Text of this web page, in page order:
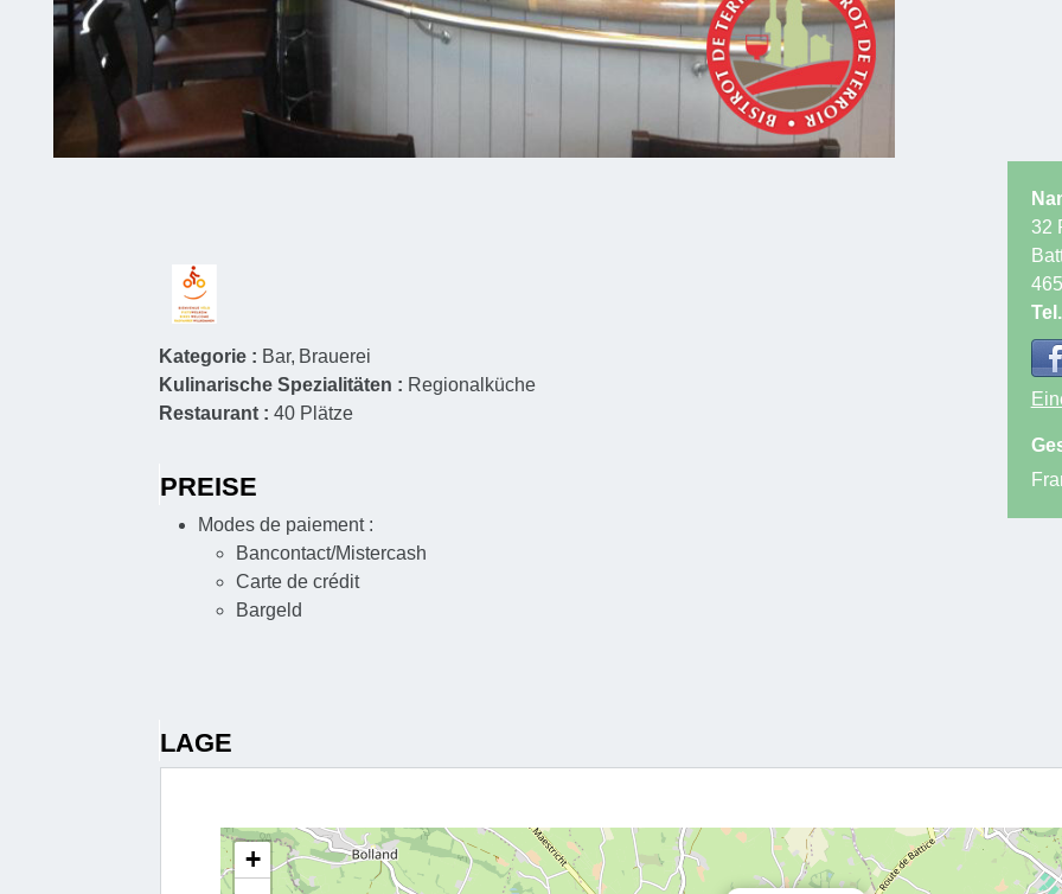
Kategorie : Bar Brauerei
Kulinarische Spezialitäten : Regionalküche
Restaurant :40 Plätze
PREISE
Modes de paiement :
Bancontact/Mistercash
Carte de crédit
Bargeld
32
LAGE
+